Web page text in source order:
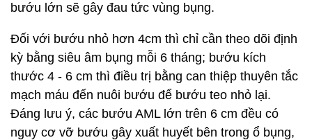
bướu lớn sẽ gây đau tức vùng bụng.
Đối với bướu nhỏ hơn 4cm thì chỉ cần theo dõi định
kỳ bằng siêu âm bụng mỗi 6 tháng; bướu kích
thước 4 - 6 cm thì điều trị bằng can thiệp thuyên tắc
mạch máu đến nuôi bướu để bướu teo nhỏ lại.
Đáng lưu ý, các bướu AML lớn trên 6 cm đều có
nguy cơ vỡ bướu gây xuất huyết bên trong ổ bụng,